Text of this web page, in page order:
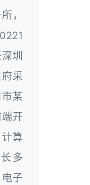
，
圳
采
某
开
算
多
子